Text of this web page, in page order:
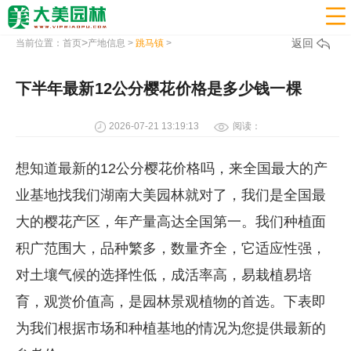

当前位置： 首页>产地信息 > 跳马镇> 返回
下半年最新12公分樱花价格是多少钱一棵
2026-07-21 13:19:13 阅读：
想知道最新的12公分樱花价格吗，来全国最大的产
业基地找我们湖南大美园林就对了，我们是全国最
大的樱花产区，年产量高达全国第一。我们种植面
积广范围大，品种繁多，数量齐全，它适应性强，
对土壤气候的选择性低，成活率高，易栽植易培
育，观赏价值高，是园林景观植物的首选。下表即
为我们根据市场和种植基地的情况为您提供最新的